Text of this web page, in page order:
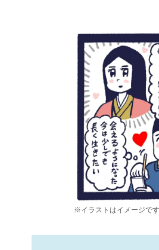
※イラストはイメージです